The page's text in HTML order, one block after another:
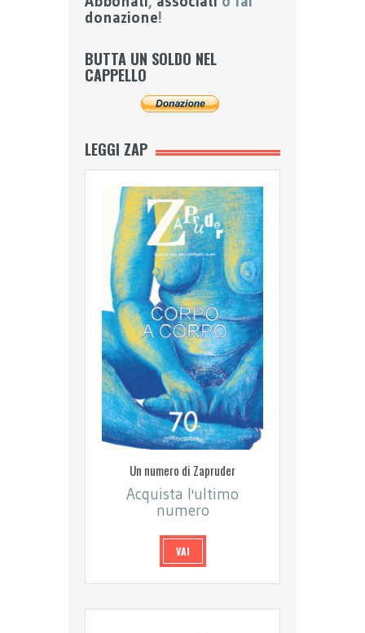
donazione!
BUTTA UN SOLDO NEL
CAPPELLO
LEGGI ZAP
Un numero di Zapruder
Acquista l'ultimo
numero
VAI